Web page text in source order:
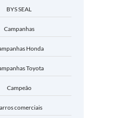
BYS SEAL
Campanhas
Honda
Toyota
Campeão
comerciais